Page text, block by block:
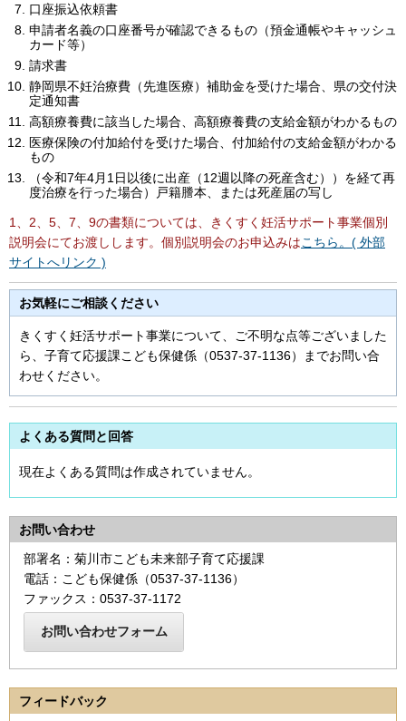
口座振込依頼書
申請者名義の口座番号が確認できるもの（預金通帳やキャッシュ
カード等）
請求書
静岡県不妊治療費（先進医療）補助金を受けた場合、県の交付決
定通知書
高額療養費に該当した場合、高額療養費の支給金額がわかるもの
医療保険の付加給付を受けた場合、付加給付の支給金額がわかる
もの
（令和7年4月1日以後に出産（12週以降の死産含む））を経て再
度治療を行った場合）戸籍謄本、または死産届の写し
1、2、5、7、9の書類については、きくすく妊活サポート事業個別
説明会にてお渡しします。個別説明会のお申込みはこちら。( 外部
サイトへリンク )
お気軽にご相談ください
きくすく妊活サポート事業について、ご不明な点等ございました
ら、子育て応援課こども保健係（0537-37-1136）までお問い合
わせください。
よくある質問と回答
現在よくある質問は作成されていません。
お問い合わせ
部署名：菊川市こども未来部子育て応援課
電話：こども保健係（0537-37-1136）
ファックス：0537-37-1172
フィードバック